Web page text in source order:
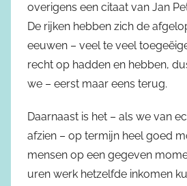
overigens een citaat van Jan
De rijken hebben zich de
eeuwen – veel te veel
recht op hadden en hebben,
we – eerst maar eens terug.
Daarnaast is het – als we van
afzien – op termijn heel goed
mensen op een gegeven
uren werk hetzelfde inkomen